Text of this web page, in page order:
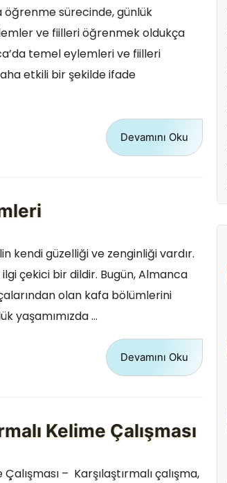
sürecinde, günlük
ve fiilleri öğrenmek oldukça
temel eylemleri ve fiilleri
etkili bir şekilde ifade
Devamını Oku
kendi güzelliği ve zenginliği vardır.
çekici bir dildir. Bugün, Almanca
olan kafa bölümlerini
yaşamımızda …
Devamını Oku
Kelime Çalışması
– Karşılaştırmalı çalışma,